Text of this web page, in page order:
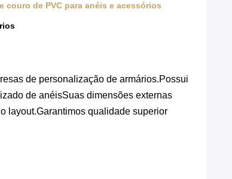
couro de PVC para anéis e acessórios
de personalização de armários.Possui
de anéisSuas dimensões externas
layout.Garantimos qualidade superior